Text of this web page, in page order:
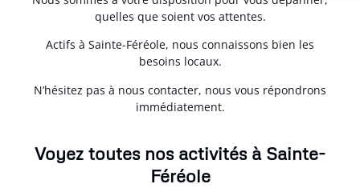
quelles que soient vos attentes.
Actifs à Sainte-Féréole, nous connaissons bien les
besoins locaux.
N’hésitez pas à nous contacter, nous vous répondrons
immédiatement.
Voyez toutes nos activités à Sainte-
Féréole